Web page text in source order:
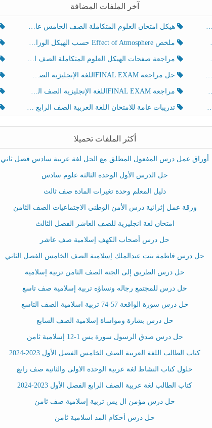
آخر الملفات المضافة
هيكل امتحان العلوم المتكاملة الصف الخامس عام الفصل الدراسي الثالث 2025-2026
ملخص Effect of Atmosphere حسب الهيكل الوزاري العلوم المتكاملة الصف الخامس انسبير الفصل الثالث
مراجعة صفحات الهيكل العلوم المتكاملة الصف الخامس انسبير الفصل الثالث
حل مراجعة FINAL EXAMاللغة الإنجليزية الصف الخامس الفصل الثالث
مراجعة FINAL EXAMاللغة الإنجليزية الصف الخامس الفصل الثالث
تدريبات عامة للامتحان اللغة العربية الصف الرابع الفصل الثالث
أكثر الملفات تحميلا
أوراق عمل درس المفعول المطلق مع الحل لغة عربية سادس فصل ثاني
حل الدرس الأول الوحدة الثالثة علوم سادس
دليل المعلم وحدة تغيرات المادة صف ثالث
ورقة عمل إثرائية درس الأمن الوطني الاجتماعيات الصف الثامن
امتحان لغة انجليزية للصف العاشر الفصل الثالث
حل درس أصحاب الكهف إسلامية صف عاشر
حل درس فاطمة بنت عبدالملك إسلامية الصف الخامس الفصل الثاني
حل درس الطريق إلى الجنة الصف الثامن تربية إسلامية
حل درس للمجتمع رجاله ونساؤه تربية إسلامية صف تاسع
حل درس سورة الواقعة 57-74 تربية اسلامية الصف التاسع
حل درس بشارة ومواساة إسلامية الصف السابع
حل درس صدق الرسول سورة يس 1-12 إسلامية ثامن
كتاب الطالب اللغة العربية الصف الخامس الفصل الأول 2023-2024
حلول كتاب النشاط لغة عربية الوحدة الاولى والثانية صف رابع
كتاب الطالب لغة عربية الصف الرابع الفصل الأول 2023-2024
حل درس مؤمن ال يس تربية إسلامية صف ثامن
حل درس أحكام المد اسلامية ثامن